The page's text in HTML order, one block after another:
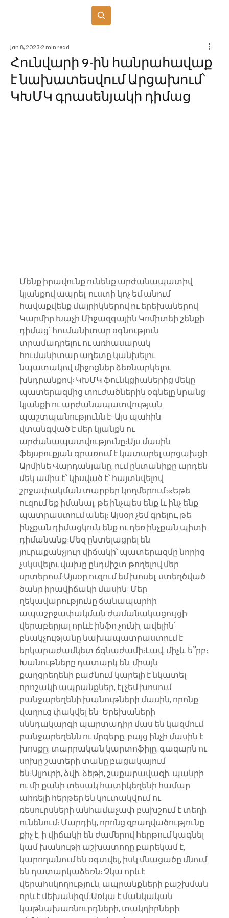
Հունվարի 9-ին հանրահավաք
է նախատեսվում Արցախում՝
ԿԽՄԿ գրասենյակի դիմաց
Jan 8, 2023 2 min read
Մենք իրավունք ունենք արժանապատիվ
կյանքով ապրել, ուստի կոչ եմ անում
հավաքվենք մայրիկներով ու երեխաներով
Կարմիր Խաչի Միջազգային Կոմիտեի շենքի
դիմաց՝ հումանիտար օգնություն
տրամադրելու ու առհասարակ
հումանիտար աղետը կանխելու
նպատակով միջոցներ ձեռնարկելու
խնդրանքով: ԿԽՄԿ ֆունկցիաներից մեկը
պատերազմից տուժածներին օգնելը նրանց
կյանքի ու արժանապատվության
պաշտպանությունն է: Այս պահին
վտանգված է մեր կյանքն ու
արժանապատվությունը:Այս մասին
ֆեյսբուքյան գրառում է կատարել արցախցի
Արմինե Վարդանյանը, ում ընտանիքը արդեն
մեկ ամիս է՝ կիսված է՝ հայտնվելով
շրջափակման տարբեր կողմերում։«Եթե
ուզում եք իմանալ, թե ինչպես ենք և ինչ ենք
պատրաստում անել։ Այսօր չեմ գրելու, թե
ինչքան դիմացկուն ենք ու դեռ ինչքան պիտի
դիմանանք:Մեզ ընտելացրել են
յուրաքանչյուր վիճակի՝ պատերազմը նորից
չսկսվելու վախը ընդմիշտ թողելով մեր
սրտերում:Այսօր ուզում եմ խոսել, ստեղծված
ծանր իրավիճակի մասին: Մեր
ղեկավարությունը ճանապարհի
ապաշրջափակման ժամանակացույցի
վերաբերյալ որևէ ինֆո չունի, ավելին՝
բնակչությանը նախապատրաստում է
երկարաժամկետ ճգնաժամի:Լավ, միչև ե՞րբ:
Խանութները դատարկ են, միայն
քաղցրեղենի բաժնում կարելի է նկատել
որոշակի ապրանքներ, էլ չեմ խոսում
բանջարեղենի խանութների մասին, որոնք
վաղուց փակվել են: Երեխաների
սննդակարգի պարտադիր մաս են կազմում
բանջարեղենն ու մրգերը, բայց ինչի մասին է
խոսքը, տարրական կարտոֆիլը, գազարն ու
սոխը շատերի տանը բացակայում
են:Ալյուրի, ձվի, ձեթի, շաքարավազի, պանրի
ու մի քանի տեսակ հատիկեղենի համար
ահռելի հերթեր են կուտակվում ու
ռեսուրսների անհամաչափ բախշում է տեղի
ունենում: Մարդիկ, որոնց զբաղվածությունը
քիչ է, ի վիճակի են ժամերով հերթում կագնել
կամ խանութի աշխատողը բարեկամ է,
կարողանում են օգտվել, իսկ մնացածը մնում
են դատարկաձեռն: Չկա որևէ
վերահսկողություն, ապրանքների բաշխման
որևէ մեխանիզմ:Առկա է մանկական
կաթնախառնուրդների, տակդիրների